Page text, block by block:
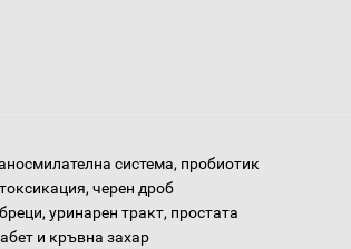
система, пробиотик
черен дроб
уринарен тракт, простата
и кръвна захар